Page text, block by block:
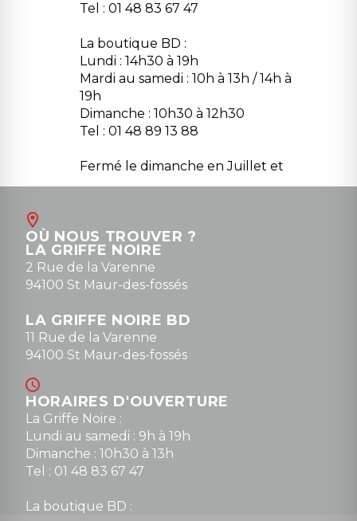
Tel : 01 48 83 67 47
La boutique BD :
Lundi : 14h30 à 19h
Mardi au samedi : 10h à 13h / 14h à
19h
Dimanche : 10h30 à 12h30
Tel : 01 48 89 13 88
Fermé le dimanche en Juillet et
Août
contact@la-griffe-noire.com
0148836747
OÙ NOUS TROUVER ?
LA GRIFFE NOIRE
2 Rue de la Varenne
94100 St Maur-des-fossés
LA GRIFFE NOIRE BD
11 Rue de la Varenne
94100 St Maur-des-fossés
HORAIRES D'OUVERTURE
La Griffe Noire :
Lundi au samedi : 9h à 19h
Dimanche : 10h30 à 13h
Tel : 01 48 83 67 47
La boutique BD :